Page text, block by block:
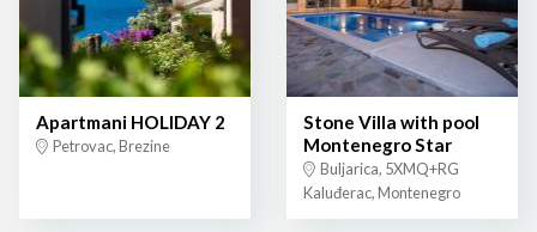
Apartmani HOLIDAY 2
Petrovac, Brezine
Stone Villa with pool
Montenegro Star
Buljarica, 5XMQ+RG
Kaluđerac, Montenegro